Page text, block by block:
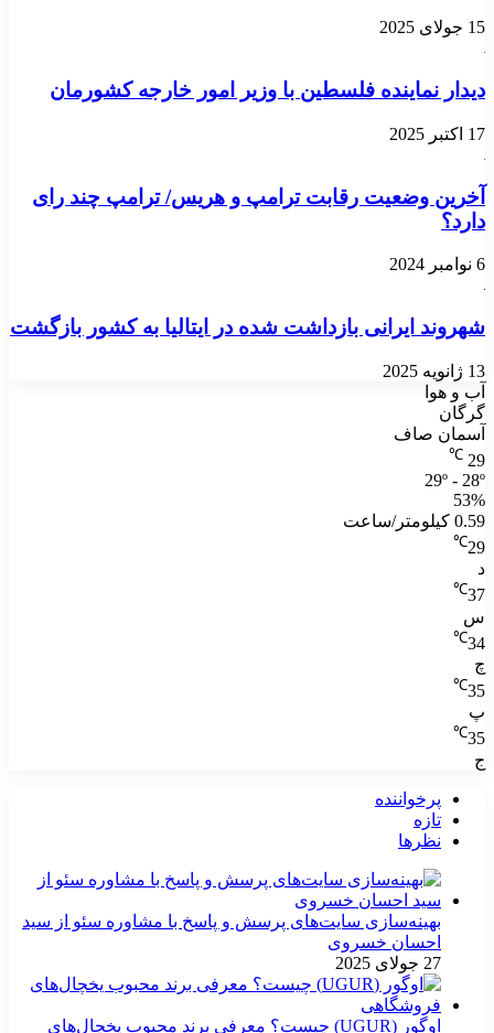
15 جولای 2025
دیدار نماینده فلسطین با وزیر امور خارجه کشورمان
17 اکتبر 2025
آخرین وضعیت رقابت ترامپ و هریس/ ترامپ چند رای
دارد؟
6 نوامبر 2024
شهروند ایرانی بازداشت شده در ایتالیا به کشور بازگشت
13 ژانویه 2025
آب و هوا
گرگان
آسمان صاف
29
℃
29º - 28º
53%
0.59 کیلومتر/ساعت
29
℃
د
37
℃
س
34
℃
چ
35
℃
پ
35
℃
ج
پرخواننده
تازه
نظرها
بهینه‌سازی سایت‌های پرسش و پاسخ با مشاوره سئو از سید
احسان خسروی
27 جولای 2025
اوگور (UGUR) چیست؟ معرفی برند محبوب یخچال‌های